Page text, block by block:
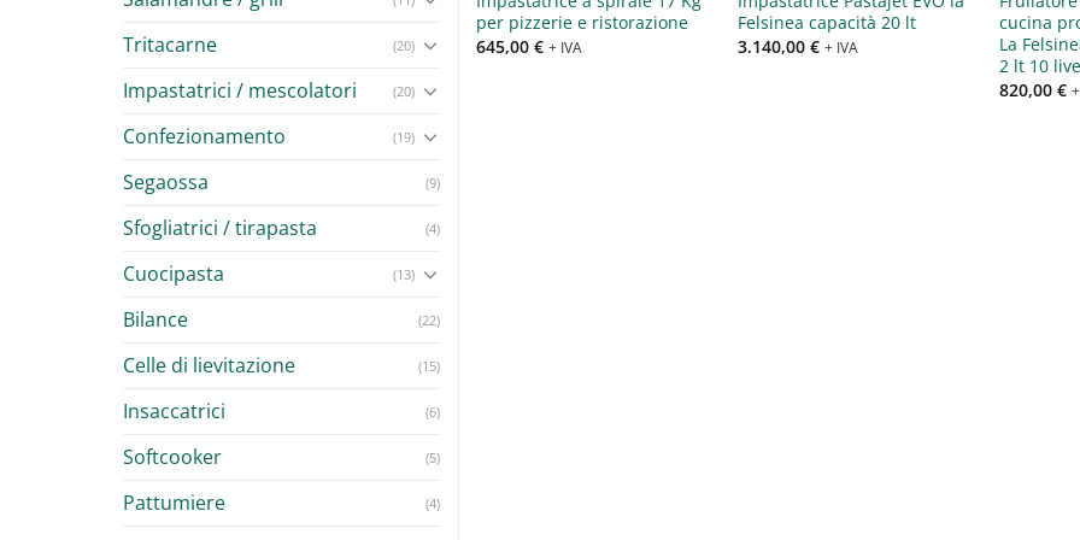
Tritacarne (20)
Impastatrici / mescolatori (20)
Confezionamento (19)
Segaossa (9)
Sfogliatrici / tirapasta (4)
Cuocipasta (13)
Bilance (22)
Celle di lievitazione (15)
Insaccatrici (6)
Softcooker (5)
Pattumiere (4)
per pizzerie e ristorazione
645,00€ + IVA
Felsinea capacità 20 lt
3.140,00 € + IVA
cucina
La
2 lt 10
820,00 €
1.065,00